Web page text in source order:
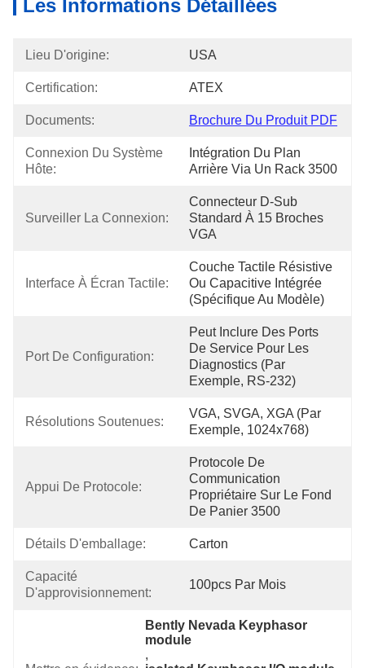
Les Informations Détaillées
Lieu D'origine: USA
Certification: ATEX
Documents: Brochure Du Produit PDF
Connexion Du Système
Hôte:
Intégration Du Plan
Arrière Via Un Rack 3500
Surveiller La Connexion:
Connecteur D-Sub
Standard À 15 Broches
VGA
Interface À Écran Tactile:
Couche Tactile Résistive
Ou Capacitive Intégrée
(spécifique Au Modèle)
Port De Configuration:
Peut Inclure Des Ports
De Service Pour Les
Diagnostics (par
Exemple, RS-232)
Résolutions Soutenues:
VGA, SVGA, XGA (par
Exemple, 1024x768)
Appui De Protocole:
Protocole De
Communication
Propriétaire Sur Le Fond
De Panier 3500
Détails D'emballage: Carton
Capacité
D'approvisionnement:
100pcs Par Mois
Bently Nevada Keyphasor
module
,